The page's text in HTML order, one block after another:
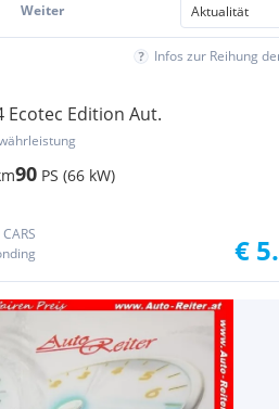
Weiter
Infos zur Reihung
Ecotec Edition Aut.
90 PS (66 kW)
€